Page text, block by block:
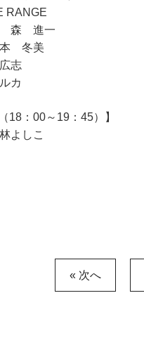
/ 森 進一
冬美
志
カ
18：00～19：45）】
しこ
« 次へ